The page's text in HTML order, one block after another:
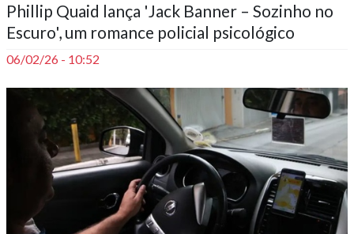
Phillip Quaid lança 'Jack Banner – Sozinho no
Escuro', um romance policial psicológico
06/02/26 - 10:52